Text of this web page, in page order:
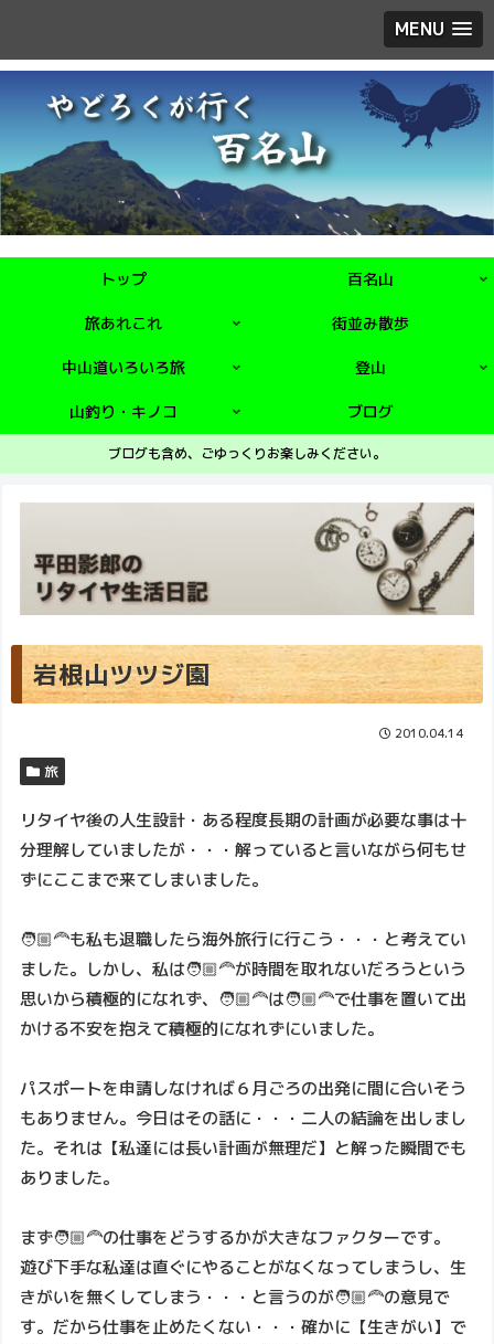
MENU
トップ 百名山
旅あれこれ 街並み散歩
中山道いろいろ旅 登山
山釣り・キノコ ブログ
ブログも含め、ごゆっくりお楽しみください。
岩根山ツツジ園
2010.04.14
旅
リタイヤ後の人生設計・ある程度長期の計画が必要な事は十
分理解していましたが・・・解っていると言いながら何もせ
ずにここまで来てしまいました。
🧑🏼‍🦰も私も退職したら海外旅行に行こう・・・と考えてい
ました。しかし、私は🧑🏼‍🦰が時間を取れないだろうという
思いから積極的になれず、🧑🏼‍🦰は🧑🏼‍🦰で仕事を置いて出
かける不安を抱えて積極的になれずにいました。
パスポートを申請しなければ６月ごろの出発に間に合いそう
もありません。今日はその話に・・・二人の結論を出しまし
た。それは【私達には長い計画が無理だ】と解った瞬間でも
ありました。
まず🧑🏼‍🦰の仕事をどうするかが大きなファクターです。
遊び下手な私達は直ぐにやることがなくなってしまうし、生
きがいを無くしてしまう・・・と言うのが🧑🏼‍🦰の意見で
す。だから仕事を止めたくない・・・確かに【生きがい】で